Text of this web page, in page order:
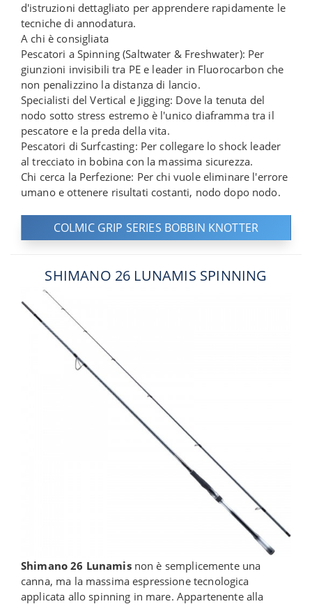
d'istruzioni dettagliato per apprendere rapidamente le
tecniche di annodatura.
A chi è consigliata
Pescatori a Spinning (Saltwater & Freshwater): Per
giunzioni invisibili tra PE e leader in Fluorocarbon che
non penalizzino la distanza di lancio.
Specialisti del Vertical e Jigging: Dove la tenuta del
nodo sotto stress estremo è l'unico diaframma tra il
pescatore e la preda della vita.
Pescatori di Surfcasting: Per collegare lo shock leader
al trecciato in bobina con la massima sicurezza.
Chi cerca la Perfezione: Per chi vuole eliminare l'errore
umano e ottenere risultati costanti, nodo dopo nodo.
COLMIC GRIP SERIES BOBBIN KNOTTER
SHIMANO 26 LUNAMIS SPINNING
Shimano 26 Lunamisnon è semplicemente una
canna, ma la massima espressione tecnologica
applicata allo spinning in mare. Appartenente alla